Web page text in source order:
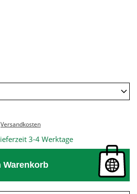
Versandkosten
3-4 Werktage
Warenkorb